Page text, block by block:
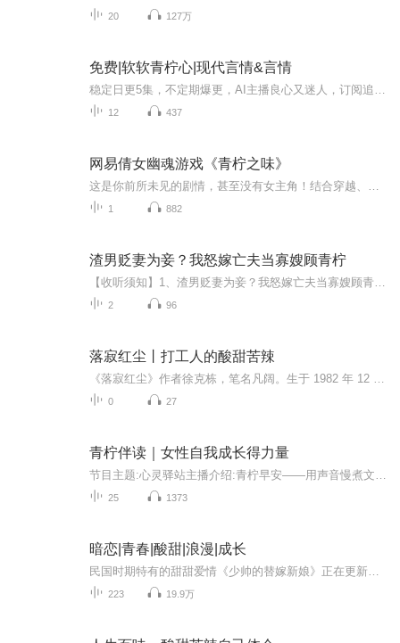
20 127万
免费|软软青柠心|现代言情&言情
12 437
网易倩女幽魂游戏《青柠之味》
1 882
渣男贬妻为妾？我怒嫁亡夫当寡嫂顾青柠
2 96
落寂红尘丨打工人的酸甜苦辣
0 27
青柠伴读｜女性自我成长得力量
25 1373
暗恋|青春|酸甜|浪漫|成长
223 19.9万